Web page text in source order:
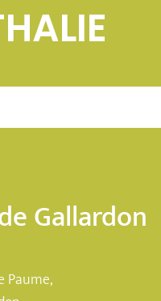
Gallardon
Paume,